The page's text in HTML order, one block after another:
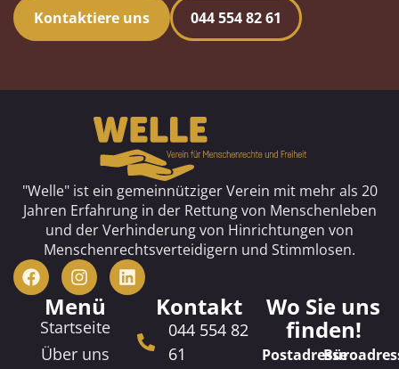
Kontaktiere uns 044 554 82 61
"Welle" ist ein gemeinnütziger Verein mit mehr als 20
Jahren Erfahrung in der Rettung von Menschenleben
und der Verhinderung von Hinrichtungen von
Menschenrechtsverteidigern und Stimmlosen.
Menü
Startseite
Über uns
Kontakt
044 554 82
61
Wo Sie uns
finden!
Postadresse